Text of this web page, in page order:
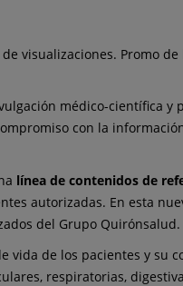
visualizaciones. Promo
médico-científica y
con la
línea de contenidos de
autorizadas. En esta
del Grupo Quirónsalud.
vida de los pacientes y su
respiratorias,